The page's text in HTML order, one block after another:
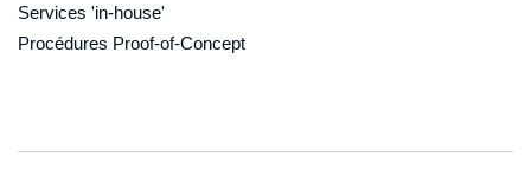
Services 'in-house'
Procédures Proof-of-Concept